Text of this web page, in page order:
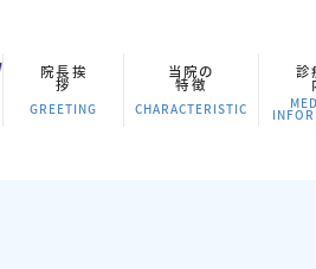
院長挨
拶
GREETING
当院の
特徴
CHARACTERISTIC
診